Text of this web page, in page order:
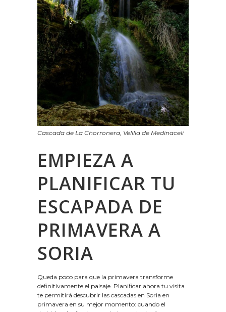
Cascada de La Chorronera, Velilla de Medinaceli
EMPIEZA A
PLANIFICAR TU
ESCAPADA DE
PRIMAVERA A
SORIA
Queda poco para que la primavera transforme
definitivamente el paisaje. Planificar ahora tu visita
te permitirá descubrir las cascadas en Soria en
primavera en su mejor momento: cuando el